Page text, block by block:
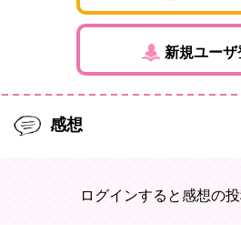
新規ユーザ
感想
ログインすると感想の